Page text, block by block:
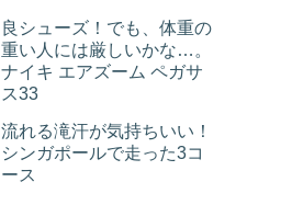
良シューズ！でも、体重の
重い人には厳しいかな…。
ナイキ エアズーム ペガサ
ス33
流れる滝汗が気持ちいい！
シンガポールで走った3コ
ース